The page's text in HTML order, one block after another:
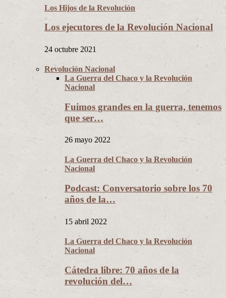
Los Hijos de la Revolución
Los ejecutores de la Revolución Nacional
24 octubre 2021
Revolución Nacional
La Guerra del Chaco y la Revolución
Nacional
Fuimos grandes en la guerra, tenemos
que ser…
26 mayo 2022
La Guerra del Chaco y la Revolución
Nacional
Podcast: Conversatorio sobre los 70
años de la…
15 abril 2022
La Guerra del Chaco y la Revolución
Nacional
Cátedra libre: 70 años de la
revolución del…